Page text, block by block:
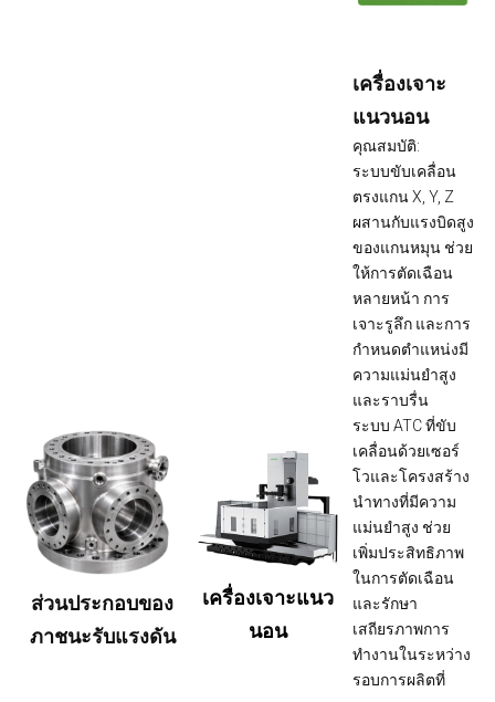
ส่วนประกอบของ
ภาชนะรับแรงดัน
เครื่องเจาะแนว
นอน
เครื่องเจาะ
แนวนอน
คุณสมบัติ:
ระบบขับเคลื่อน
ตรงแกน X, Y, Z
ผสานกับแรงบิดสูง
ของแกนหมุน ช่วย
ให้การตัดเฉือน
หลายหน้า การ
เจาะรูลึก และการ
กำหนดตำแหน่งมี
ความแม่นยำสูง
และราบรื่น
ระบบ ATC ที่ขับ
เคลื่อนด้วยเซอร์
โวและโครงสร้าง
นำทางที่มีความ
แม่นยำสูง ช่วย
เพิ่มประสิทธิภาพ
ในการตัดเฉือน
และรักษา
เสถียรภาพการ
ทำงานในระหว่าง
รอบการผลิตที่